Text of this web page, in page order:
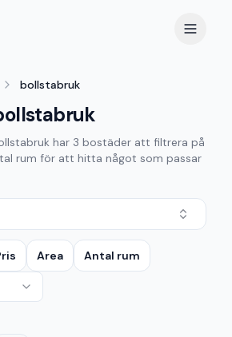
bollstabruk
har 3 bostäder att filtrera på
rum för att hitta något som passar
Area Antal rum